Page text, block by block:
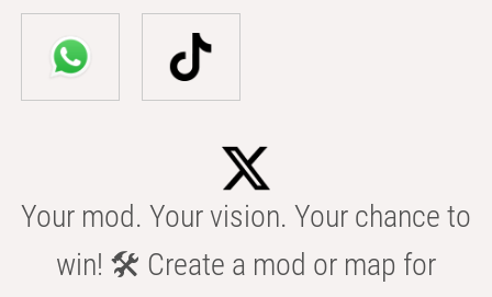
Your mod. Your vision. Your chance to
win! 🛠️ Create a mod or map for